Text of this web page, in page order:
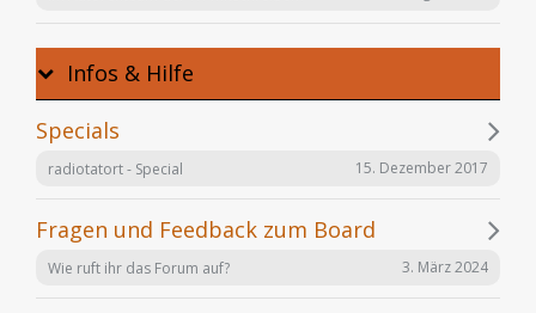
Infos & Hilfe
Specials
radiotatort - Special 15. Dezember 2017
Fragen und Feedback zum Board
Wie ruft ihr das Forum auf? 3. März 2024